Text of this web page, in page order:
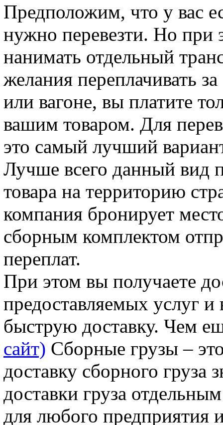
Предположим, что у вас
нужно перевезти. Но при
нанимать отдельный
желания переплачивать
или вагоне, вы платите
вашим товаром. Для
это самый лучший
Лучше всего данный вид
товара на территорию
компания бронирует
сборным комплектом
переплат.
При этом вы получаете
предоставляемых услуг
быструю доставку. Чем
сайт) Сборные грузы –
доставку сборного груза
доставки груза
для любого предприятия